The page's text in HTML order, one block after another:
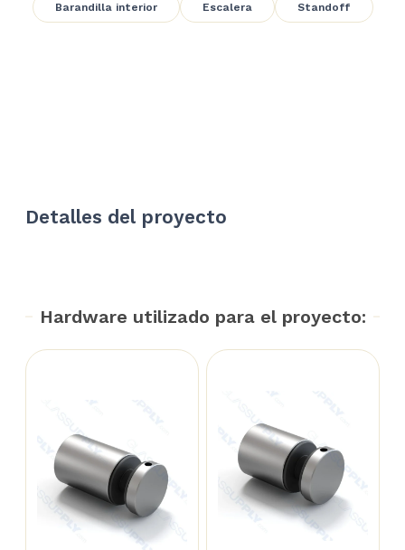
Barandilla interior Escalera Standoff
Detalles del proyecto
Hardware utilizado para el proyecto: